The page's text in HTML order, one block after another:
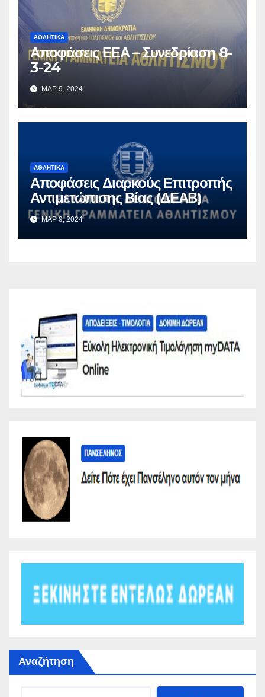
ΑΘΛΗΤΙΚΆ
Αποφάσεις ΕΕΑ – Συνεδρίαση 8-
3-24
ΜΑΡ 9, 2024
ΑΘΛΗΤΙΚΆ
Αποφάσεις Διαρκούς Επιτροπής
Αντιμετώπισης Βίας (ΔΕΑΒ)
ΜΑΡ 9, 2024
Αναζήτηση